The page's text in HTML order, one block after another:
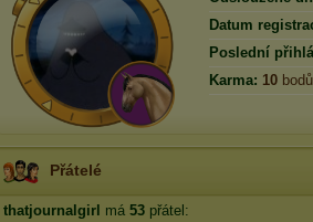
Datum
Poslední
Karma: 10 bodů
Přátelé
thatjournalgirl má 53 přátel: